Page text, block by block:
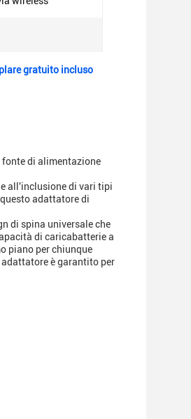
gratuito incluso
fonte di alimentazione
all'inclusione di vari tipi
adattatore di
di spina universale che
di caricabatterie a
piano per chiunque
è garantito per